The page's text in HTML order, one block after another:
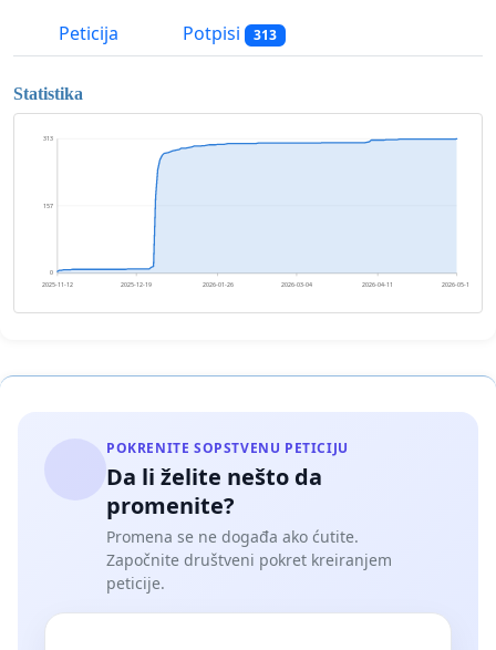
Peticija Potpisi 313
Statistika
0
157
313
2025-11-12 2025-12-19 2026-01-26 2026-03-04 2026-04-11 2026-05-18
POKRENITE SOPSTVENU PETICIJU
Da li želite nešto da
promenite?
Promena se ne događa ako ćutite.
Započnite društveni pokret kreiranjem
peticije.